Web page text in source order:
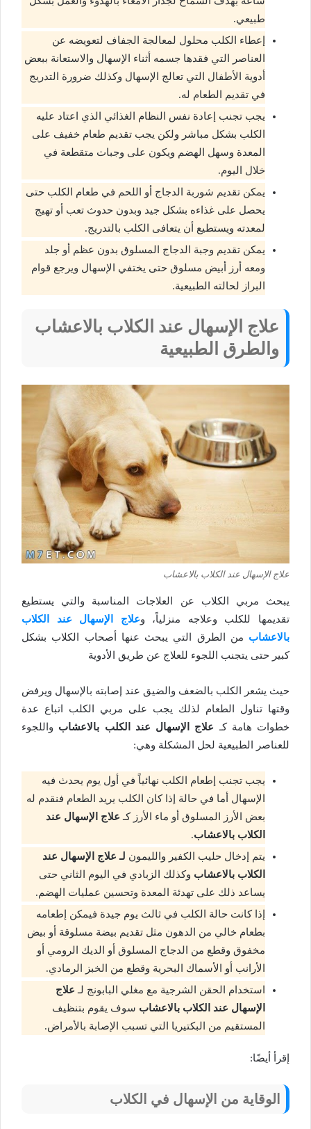
طبيعي.
إعطاء الكلب محلول لمعالجة الجفاف لتعويضه عن
العناصر التي فقدها جسمه أثناء الإسهال والاستعانة ببعض
أدوية الأطفال التي تعالج الإسهال وكذلك ضرورة التدريج
في تقديم الطعام له.
يجب تجنب إعادة نفس النظام الغذائي الذي اعتاد عليه
الكلب بشكل مباشر ولكن يجب تقديم طعام خفيف على
المعدة وسهل الهضم ويكون على وجبات متقطعة في
خلال اليوم.
يمكن تقديم شوربة الدجاج أو اللحم في طعام الكلب حتى
يحصل على غذاءه بشكل جيد وبدون حدوث تعب أو تهيج
لمعدته ويستطيع أن يتعافى الكلب بالتدريج.
يمكن تقديم وجبة الدجاج المسلوق بدون عظم أو جلد
ومعه أرز أبيض مسلوق حتى يختفي الإسهال ويرجع قوام
البراز لحالته الطبيعية.
علاج الإسهال عند الكلاب بالاعشاب
والطرق الطبيعية
علاج الإسهال عند الكلاب بالاعشاب
يبحث مربي الكلاب عن العلاجات المناسبة والتي يستطيع
تقديمها للكلب وعلاجه منزلياً، وعلاج الإسهال عند الكلاب
بالاعشاب من الطرق التي يبحث عنها أصحاب الكلاب بشكل
كبير حتى يتجنب اللجوء للعلاج عن طريق الأدوية
حيث يشعر الكلب بالضعف والضيق عند إصابته بالإسهال ويرفض
وقتها تناول الطعام لذلك يجب على مربي الكلب اتباع عدة
خطوات هامة كـ علاج الإسهال عند الكلب بالاعشاب واللجوء
للعناصر الطبيعية لحل المشكلة وهي:
يجب تجنب إطعام الكلب نهائياً في أول يوم يحدث فيه
الإسهال أما في حالة إذا كان الكلب يريد الطعام فنقدم له
بعض الأرز المسلوق أو ماء الأرز كـ علاج الإسهال عند
الكلاب بالاعشاب.
يتم إدخال حليب الكفير والليمون لـ علاج الإسهال عند
الكلاب بالاعشاب وكذلك الزبادي في اليوم الثاني حتى
يساعد ذلك على تهدئة المعدة وتحسين عمليات الهضم.
إذا كانت حالة الكلب في ثالث يوم جيدة فيمكن إطعامه
بطعام خالي من الدهون مثل تقديم بيضة مسلوقة أو بيض
مخفوق وقطع من الدجاج المسلوق أو الديك الرومي أو
الأرانب أو الأسماك البحرية وقطع من الخبز الرمادي.
استخدام الحقن الشرجية مع مغلي البابونج لـ علاج
الإسهال عند الكلاب بالاعشاب سوف يقوم بتنظيف
المستقيم من البكتيريا التي تسبب الإصابة بالأمراض.
إقرأ أيضًا:
الوقاية من الإسهال في الكلاب